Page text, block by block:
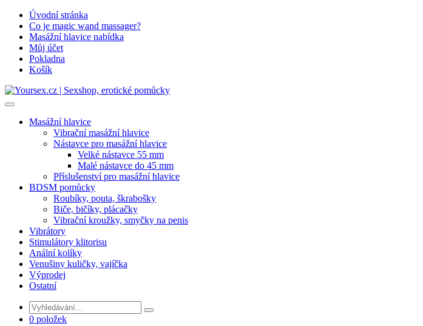
Přejít
obsahu
Úvodní stránka
Co je magic wand massager?
Masážní hlavice nabídka
Můj účet
Pokladna
Košík
Masážní hlavice
Vibrační masážní hlavice
Nástavce pro masážní hlavice
Velké nástavce 55 mm
Malé nástavce do 45 mm
Příslušenství pro masážní hlavice
BDSM pomůcky
Roubíky, pouta, škrabošky
Biče, bičíky, plácačky
Vibrační kroužky, smyčky na penis
Vibrátory
Stimulátory klitorisu
Anální kolíky
Venušiny kuličky, vajíčka
Výprodej
Ostatní
0 položek